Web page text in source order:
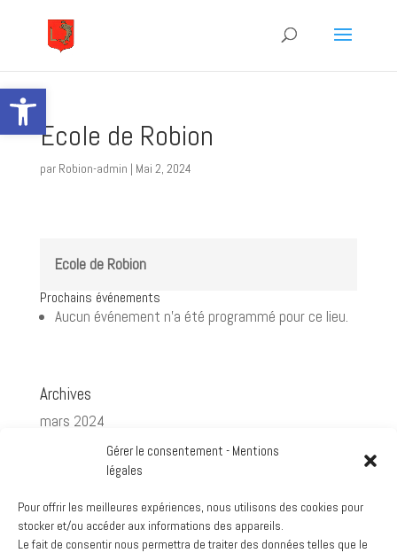
Ouvrir la barre d’outils
Gérer le consentement - Mentions
légales
Pour offrir les meilleures expériences, nous utilisons des cookies pour
stocker et/ou accéder aux informations des appareils.
Le fait de consentir nous permettra de traiter des données telles que le
Ecole de Robion
par Robion-admin | Mai 2, 2024
Ecole de Robion
Prochains événements
Aucun événement n’a été programmé pour ce lieu.
Archives
mars 2024
Création :La Vache Noire Sud- 2024